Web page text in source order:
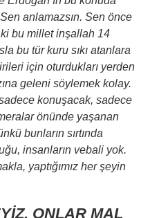
anlamazsın. Sen önce
bu millet inşallah 14
bu tür kuru sıkı atanlara
için oturdukları yerden
geleni söylemek kolay.
konuşacak, sadece
önünde yaşanan
bunların sırtında
insanların vebali yok.
yaptığımız her şeyin
ONLAR MAL